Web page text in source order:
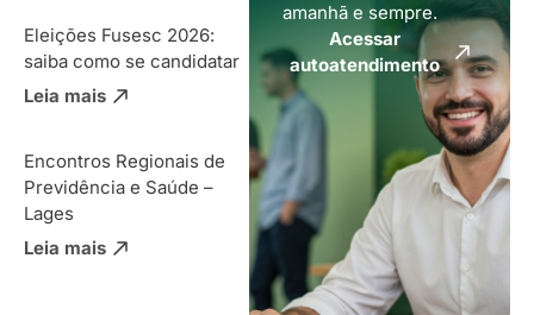
Eleições Fusesc 2026:
saiba como se candidatar
Leia mais
Encontros Regionais de
Previdência e Saúde –
Lages
Leia mais
amanhã e sempre.
Acessar
autoatendimento